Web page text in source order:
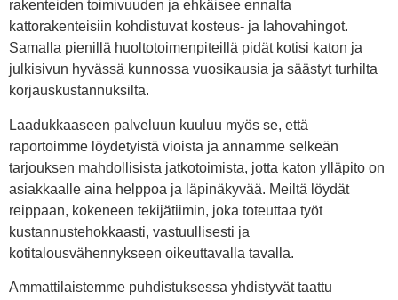
rakenteiden toimivuuden ja ehkäisee ennalta
kattorakenteisiin kohdistuvat kosteus- ja lahovahingot.
Samalla pienillä huoltotoimenpiteillä pidät kotisi katon ja
julkisivun hyvässä kunnossa vuosikausia ja säästyt turhilta
korjauskustannuksilta.
Laadukkaaseen palveluun kuuluu myös se, että
raportoimme löydetyistä vioista ja annamme selkeän
tarjouksen mahdollisista jatkotoimista, jotta katon ylläpito on
asiakkaalle aina helppoa ja läpinäkyvää. Meiltä löydät
reippaan, kokeneen tekijätiimin, joka toteuttaa työt
kustannustehokkaasti, vastuullisesti ja
kotitalousvähennykseen oikeuttavalla tavalla.
Ammattilaistemme puhdistuksessa yhdistyvät taattu